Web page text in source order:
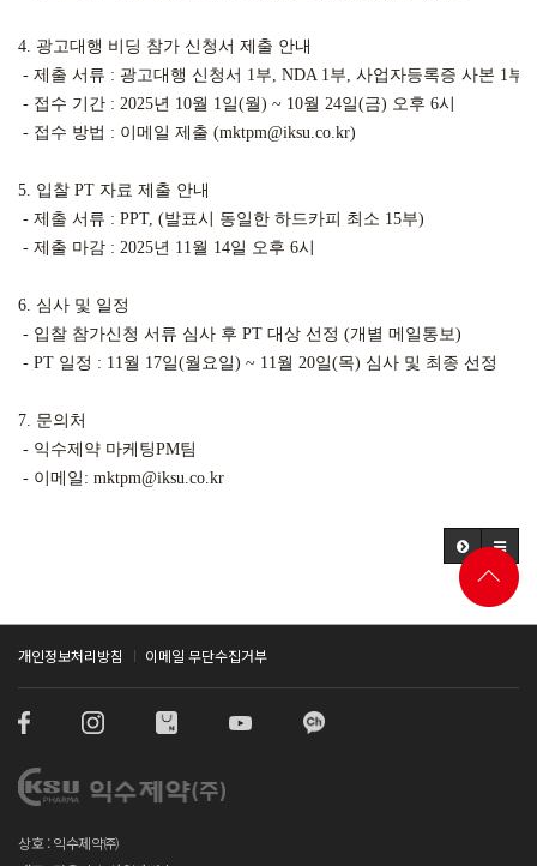
4. 광고대행 비딩 참가 신청서 제출 안내
- 제출 서류 : 광고대행 신청서 1부, NDA 1부, 사업자등록증 사본 1부,
- 접수 기간 : 2025년 10월 1일(월) ~ 10월 24일(금) 오후 6시
- 접수 방법 : 이메일 제출 (mktpm@iksu.co.kr)
5. 입찰 PT 자료 제출 안내
- 제출 서류 : PPT, (발표시 동일한 하드카피 최소 15부)
- 제출 마감 : 2025년 11월 14일 오후 6시
6. 심사 및 일정
- 입찰 참가신청 서류 심사 후 PT 대상 선정 (개별 메일통보)
- PT 일정 : 11월 17일(월요일) ~ 11월 20일(목) 심사 및 최종 선정
7. 문의처
- 익수제약 마케팅PM팀
- 이메일: mktpm@iksu.co.kr
개인정보처리방침 이메일 무단수집거부
상호 : 익수제약㈜